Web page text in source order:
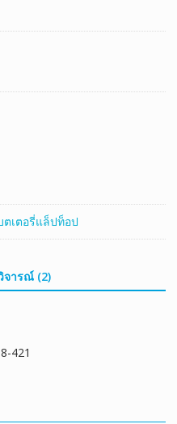
ตเตอรี่แล็ปท็อป
จารณ์ (2)
421